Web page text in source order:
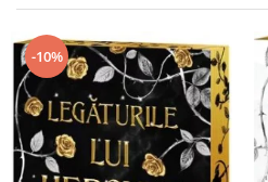
Manuale și Dicționare
Medicină și Sănătate
Practic. Casă și Grădina
Psihologie
Religie
-10%